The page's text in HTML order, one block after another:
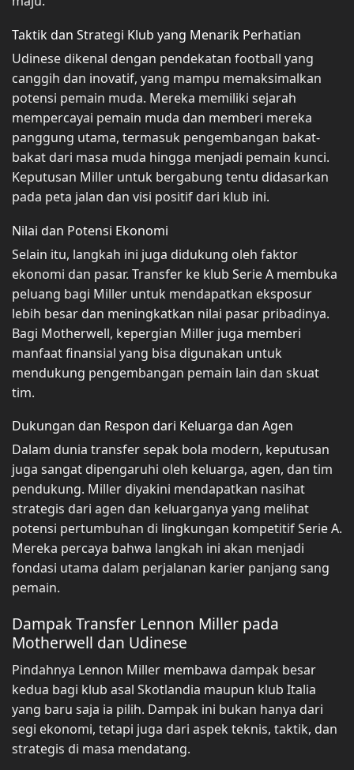
Taktik dan Strategi Klub yang Menarik Perhatian
Udinese dikenal dengan pendekatan football yang
canggih dan inovatif, yang mampu memaksimalkan
potensi pemain muda. Mereka memiliki sejarah
mempercayai pemain muda dan memberi mereka
panggung utama, termasuk pengembangan bakat-
bakat dari masa muda hingga menjadi pemain kunci.
Keputusan Miller untuk bergabung tentu didasarkan
pada peta jalan dan visi positif dari klub ini.
Nilai dan Potensi Ekonomi
Selain itu, langkah ini juga didukung oleh faktor
ekonomi dan pasar. Transfer ke klub Serie A membuka
peluang bagi Miller untuk mendapatkan eksposur
lebih besar dan meningkatkan nilai pasar pribadinya.
Bagi Motherwell, kepergian Miller juga memberi
manfaat finansial yang bisa digunakan untuk
mendukung pengembangan pemain lain dan skuat
tim.
Dukungan dan Respon dari Keluarga dan Agen
Dalam dunia transfer sepak bola modern, keputusan
juga sangat dipengaruhi oleh keluarga, agen, dan tim
pendukung. Miller diyakini mendapatkan nasihat
strategis dari agen dan keluarganya yang melihat
potensi pertumbuhan di lingkungan kompetitif Serie A.
Mereka percaya bahwa langkah ini akan menjadi
fondasi utama dalam perjalanan karier panjang sang
pemain.
Dampak Transfer Lennon Miller pada
Motherwell dan Udinese
Pindahnya Lennon Miller membawa dampak besar
kedua bagi klub asal Skotlandia maupun klub Italia
yang baru saja ia pilih. Dampak ini bukan hanya dari
segi ekonomi, tetapi juga dari aspek teknis, taktik, dan
strategis di masa mendatang.